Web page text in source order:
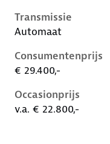
Transmissie
Automaat
Consumentenprijs
€ 29.400,-
Occasionprijs
v.a. € 22.800,-